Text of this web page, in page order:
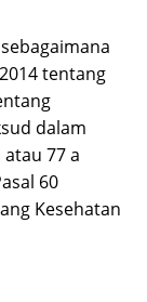
tentang
dalam
77 a
60
Kesehatan